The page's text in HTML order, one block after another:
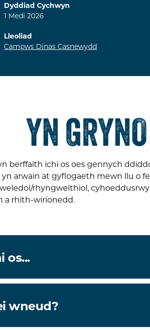
Dyddiad Cychwyn
1 Medi 2026
Lleoliad
Campws Dinas Casnewydd
YN GRYNO
berffaith ichi os oes gennych
arwain at gyflogaeth mewn llu o
rhyngweithiol,
a rhith-wirionedd.
os...
wneud?